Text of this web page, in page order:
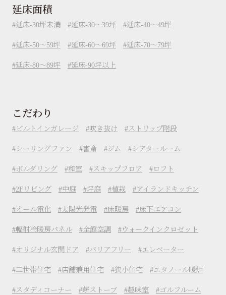
延床面積
延床-30坪未満 延床-30～39坪 延床-40～49坪
延床-50～59坪 延床-60～69坪 延床-70～79坪
延床-80～89坪 延床-90坪以上
こだわり
ビルトインガレージ 吹き抜け ストリップ階段
シーリングファン 書斎 ジム シアタールーム
ボルダリング 和室 スキップフロア ロフト
2Fリビング 中庭 坪庭 植栽 アイランドキッチン
オール電化 太陽光発電 床暖房 床下エアコン
輻射冷暖房パネル 全館空調 ウォークインクロゼット
オリジナル玄関ドア バリアフリー エレベーター
二世帯住宅 店舗兼用住宅 狭小住宅 エタノール暖炉
スタディコーナー 薪ストーブ 趣味室 ゴルフルーム